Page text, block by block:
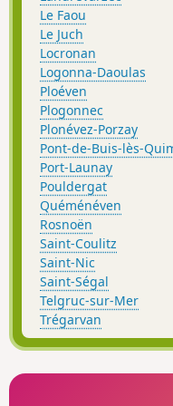
Le Faou
Le Juch
Locronan
Logonna-Daoulas
Ploéven
Plogonnec
Plonévez-Porzay
Pont-de-Buis-lès-
Port-Launay
Pouldergat
Quéménéven
Rosnoën
Saint-Coulitz
Saint-Nic
Saint-Ségal
Telgruc-sur-Mer
Trégarvan